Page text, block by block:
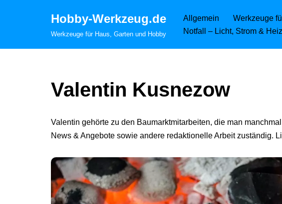
Hobby-Werkzeug.de
Werkzeuge für Haus, Garten und Hobby
Allgemein Werkzeuge
Notfall – Licht, Strom &
Valentin Kusnezow
Valentin gehörte zu den Baumarktmitarbeiten, die man
News & Angebote sowie andere redaktionelle Arbeit zuständig.